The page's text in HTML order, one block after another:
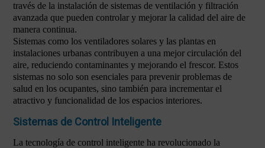
través de la instalación de sistemas de ventilación y filtración
avanzada que pueden controlar y mejorar la calidad del aire de
manera continua.
Sistemas como los ventiladores solares y las plantas en
instalaciones urbanas contribuyen a una mejor circulación del
aire, reduciendo contaminantes y mejorando el frescor. Estos
sistemas no solo son esenciales para prevenir problemas de
salud en los ocupantes, sino también para incrementar el
atractivo y funcionalidad de los espacios interiores.
Sistemas de Control Inteligente
La tecnología de control inteligente ha revolucionado la